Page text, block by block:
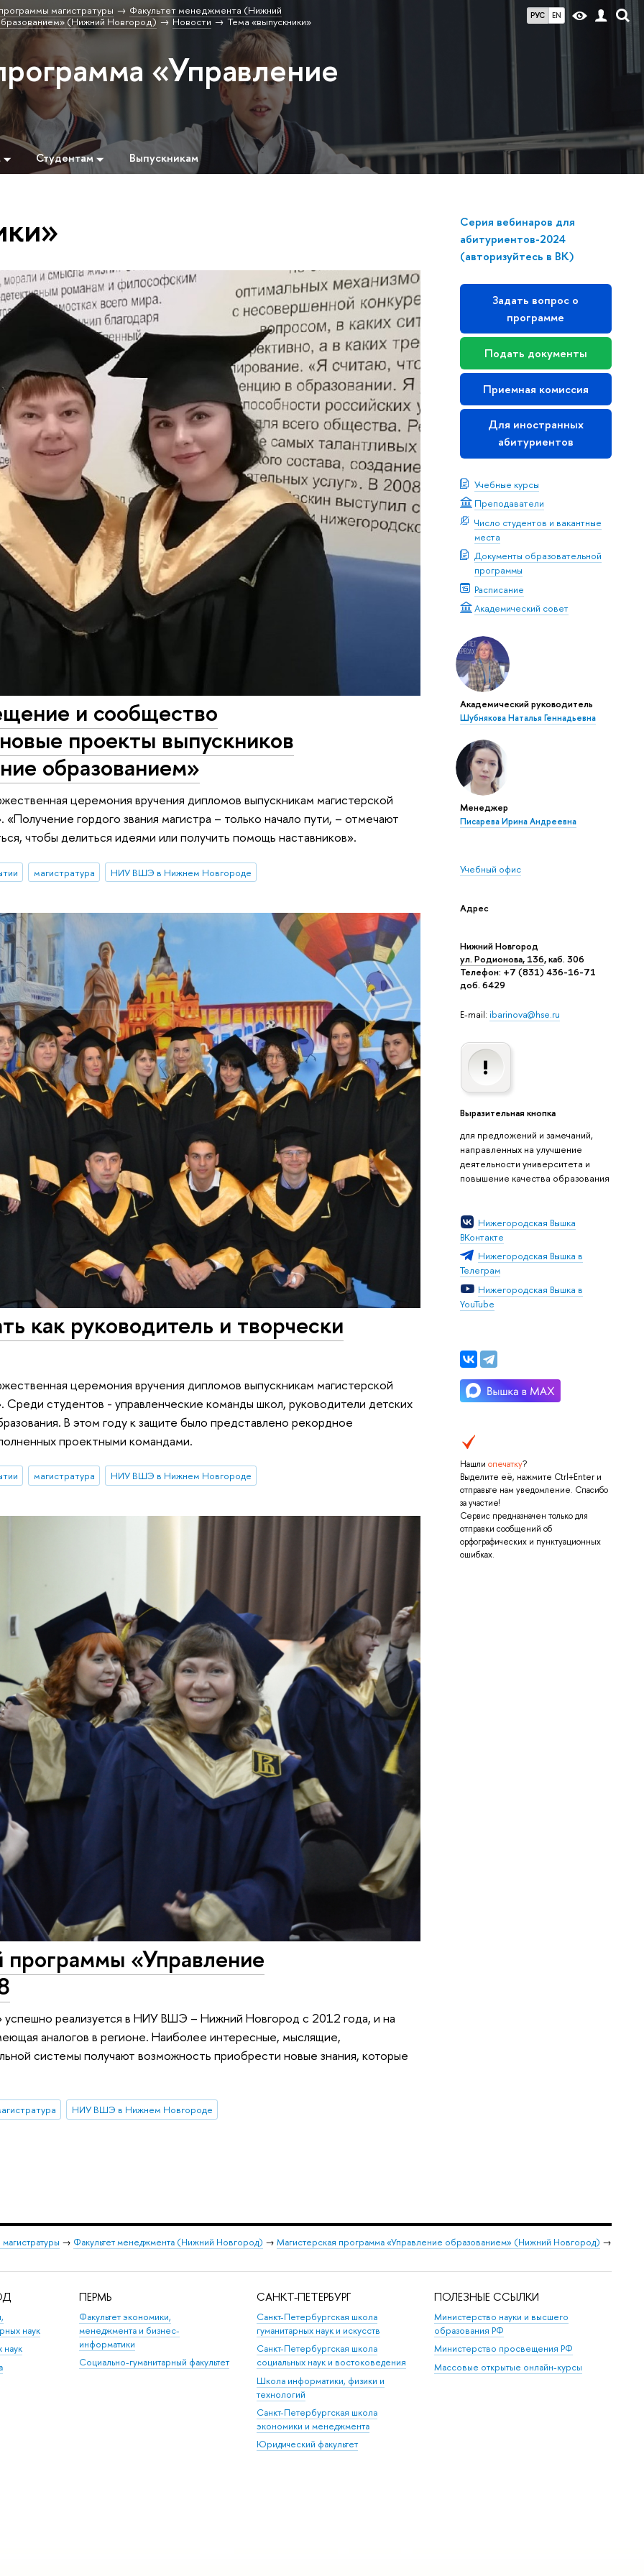
РУС EN
магистратуры
Факультет менеджмента (Нижний
(Нижний Новгород)
Новости Тема «выпускники»
«Управление
Студентам Выпускникам
Серия вебинаров для
абитуриентов-2024
(авторизуйтесь в ВК)
Задать вопрос о
программе
Подать документы
Приемная комиссия
Для иностранных
абитуриентов
Учебные курсы
Преподаватели
Число студентов и вакантные
места
Документы образовательной
программы
Расписание
Академический совет
Академический руководитель
Шубнякова Наталья Геннадьевна
Менеджер
Писарева Ирина Андреевна
Учебный офис
Адрес
Нижний Новгород
ул. Родионова, 136, каб. 306
Телефон: +7 (831) 436-16-71
доб. 6429
E-mail: ibarinova@hse.ru
Выразительная кнопка
для предложений и замечаний,
направленных на улучшение
деятельности университета и
повышение качества образования
Нижегородская Вышка
ВКонтакте
Нижегородская Вышка в
Телеграм
Нижегородская Вышка в
YouTube
Нашли опечатку?
Выделите её, нажмите Ctrl+Enter и
отправьте нам уведомление. Спасибо
за участие!
Сервис предназначен только для
отправки сообщений об
орфографических и пунктуационных
ошибках.
и сообщество
проекты выпускников
образованием»
церемония вручения дипломов выпускникам магистерской
гордого звания магистра – только начало пути, – отмечают
чтобы делиться идеями или получить помощь наставников».
магистратура НИУ ВШЭ в Нижнем Новгороде
как руководитель и творчески
церемония вручения дипломов выпускникам магистерской
студентов - управленческие команды школ, руководители детских
В этом году к защите было представлено рекордное
проектными командами.
магистратура НИУ ВШЭ в Нижнем Новгороде
программы «Управление
успешно реализуется в НИУ ВШЭ – Нижний Новгород с 2012 года, и на
аналогов в регионе. Наиболее интересные, мыслящие,
системы получают возможность приобрести новые знания, которые
НИУ ВШЭ в Нижнем Новгороде
→ Факультет менеджмента (Нижний Новгород) → Магистерская программа «Управление образованием» (Нижний Новгород) →
наук
наук
ПЕРМЬ
Факультет экономики,
менеджмента и бизнес-
информатики
Социально-гуманитарный факультет
САНКТ-ПЕТЕРБУРГ
Санкт-Петербургская школа
гуманитарных наук и искусств
Санкт-Петербургская школа
социальных наук и востоковедения
Школа информатики, физики и
технологий
Санкт-Петербургская школа
экономики и менеджмента
Юридический факультет
ПОЛЕЗНЫЕ ССЫЛКИ
Министерство науки и высшего
образования РФ
Министерство просвещения РФ
Массовые открытые онлайн-курсы